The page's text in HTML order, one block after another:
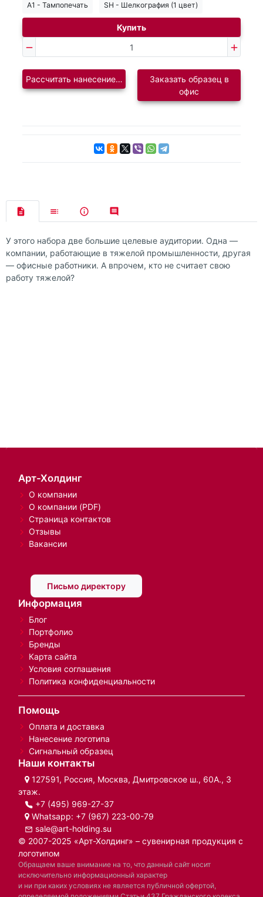
A1 - Тампопечать SH - Шелкография (1 цвет)
Купить
Рассчитать нанесение логотипаЗаказать образец в
офис
У этого набора две большие целевые аудитории. Одна —
компании, работающие в тяжелой промышленности, другая
— офисные работники. А впрочем, кто не считает свою
работу тяжелой?
Арт-Холдинг
О компании
О компании (PDF)
Страница контактов
Отзывы
Вакансии
Письмо директору
Информация
Блог
Портфолио
Бренды
Карта сайта
Условия соглашения
Политика конфиденциальности
Помощь
Оплата и доставка
Нанесение логотипа
Сигнальный образец
Наши контакты
127591, Россия, Москва, Дмитровское ш., 60А., 3
этаж.
+7 (495) 969-27-37
Whatsapp: +7 (967) 223-00-79
sale@art-holding.su
© 2007-2025 «Арт-Холдинг» – сувенирная продукция с
логотипом
Обращаем ваше внимание на то, что данный сайт носит
исключительно информационный характер
и ни при каких условиях не является публичной офертой,